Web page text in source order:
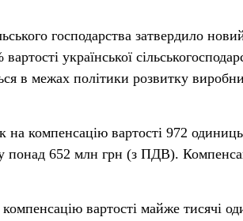
господарства затвердило
української
в межах політики розвитку
на компенсацію вартості 972 одиниць
понад 652 млн грн (з ПДВ).
вартості майже тисячі